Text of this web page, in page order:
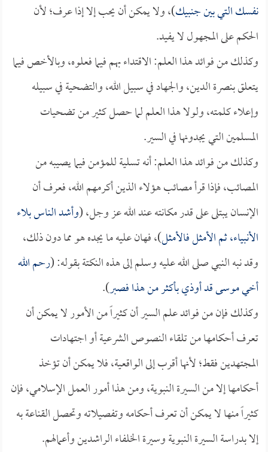
نفسك التي بين جنبيك)، ولا يمكن أن يحب إلا إذا عرف؛ لأن
الحكم على المجهول لا يفيد.
وكذلك من فوائد هذا العلم: الاقتداء بهم فيما فعلوه، وبالأخص فيما
يتعلق بنصرة الدين، والجهاد في سبيل الله، والتضحية في سبيله
وإعلاء كلمته، ولولا هذا العلم لما حصل كثير من تضحيات
المسلمين التي يجدونها في السير.
وكذلك من فوائد هذا العلم: أنه تسلية للمؤمن فيما يصيبه من
المصائب، فإذا قرأ مصائب هؤلاء الذين أكرمهم الله، فعرف أن
الإنسان يبتلى على قدر مكانته عند الله عز وجل، (وأشد الناس بلاء
الأنبياء، ثم الأمثل فالأمثل)، فهان عليه ما يجده هو مما دون ذلك،
وقد نبه النبي صلى الله عليه وسلم إلى هذه النكتة بقوله: (رحم الله
أخي موسى قد أوذي بأكثر من هذا فصبر).
وكذلك فإن من فوائد علم السير أن كثيراً من الأمور لا يمكن أن
تعرف أحكامها من تلقاء النصوص الشرعية أو اجتهادات
المجتهدين فقط؛ لأنها أقرب إلى الواقعية، فلا يمكن أن تؤخذ
أحكامها إلا من السيرة النبوية، ومن هذا أمور العمل الإسلامي، فإن
كثيراً منها لا يمكن أن تعرف أحكامه وتفصيلاته وتحصل القناعة به
إلا بدراسة السيرة النبوية وسيرة الخلفاء الراشدين وأعمالهم.